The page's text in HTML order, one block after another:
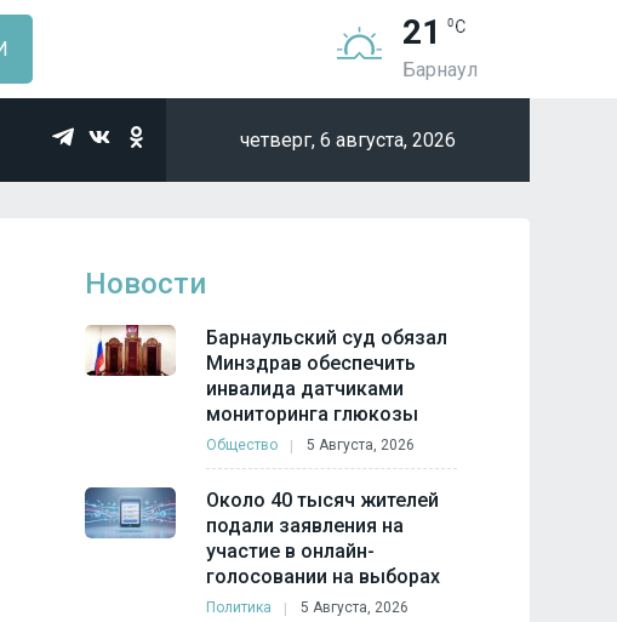
21
Барнаул
четверг, 6 августа, 2026
Новости
Барнаульский суд обязал
Минздрав обеспечить
инвалида датчиками
мониторинга глюкозы
Общество 5 Августа, 2026
Около 40 тысяч жителей
подали заявления на
участие в онлайн-
голосовании на выборах
Политика 5 Августа, 2026